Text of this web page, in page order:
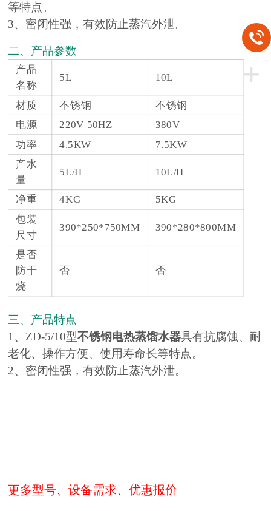
等特点。
3、密闭性强，有效防止蒸汽外泄。
二、产品参数
+
产品
名称
5L 10L
材质 不锈钢
不锈钢
电源
220V 50HZ
380V
功率
4.5KW
7.5KW
产水
量
5L/H 10L/H
净重 4KG
5KG
包装
尺寸
390*250*750MM 390*280*800MM
是否
防干
烧
否 否
三、产品特点
1、ZD-5/10型不锈钢电热蒸馏水器具有抗腐蚀、耐
老化、操作方便、使用寿命长等特点。
2、密闭性强，有效防止蒸汽外泄。
更多型号、设备需求、优惠报价